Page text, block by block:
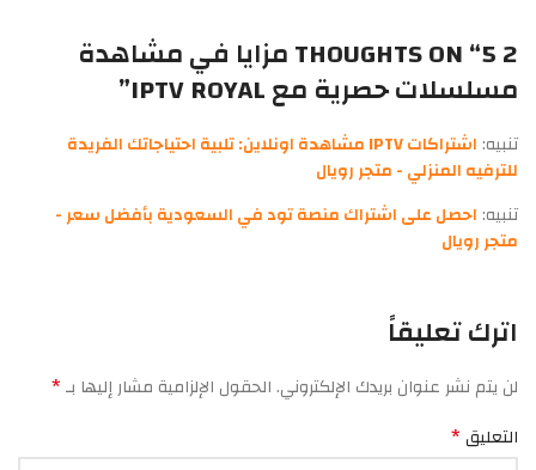
2 THOUGHTS ON “ 5 مزايا في مشاهدة
مسلسلات حصرية مع IPTV ROYAL ”
تنبيه:
اشتراكات IPTV مشاهدة اونلاين: تلبية احتياجاتك الفريدة
للترفيه المنزلي - متجر رويال
تنبيه:احصل على اشتراك منصة تود في السعودية بأفضل سعر -
متجر رويال
اترك تعليقاً
لن يتم نشر عنوان بريدك الإلكتروني.الحقول الإلزامية مشار إليها بـ*
التعليق*